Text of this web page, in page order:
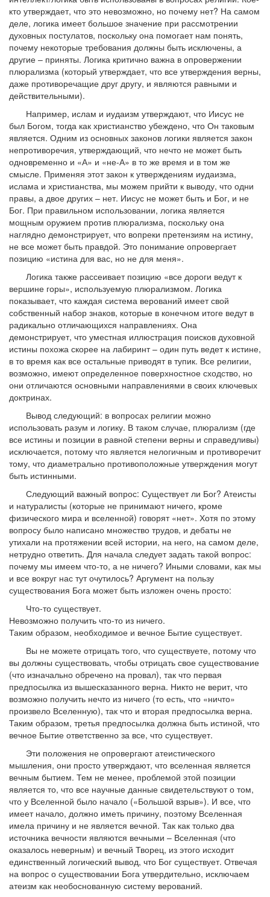
кто утверждает, что это невозможно, но почему нет? На самом
деле, логика имеет большое значение при рассмотрении
духовных постулатов, поскольку она помогает нам понять,
почему некоторые требования должны быть исключены, а
другие – приняты. Логика критично важна в опровержении
плюрализма (который утверждает, что все утверждения верны,
даже противоречащие друг другу, и являются равными и
действительными).
Например, ислам и иудаизм утверждают, что Иисус не
был Богом, тогда как христианство убеждено, что Он таковым
является. Одним из основных законов логики является закон
непротиворечия, утверждающий, что нечто не может быть
одновременно и «А» и «не-А» в то же время и в том же
смысле. Применяя этот закон к утверждениям иудаизма,
ислама и христианства, мы можем прийти к выводу, что одни
правы, а двое других – нет. Иисус не может быть и Бог, и не
Бог. При правильном использовании, логика является
мощным оружием против плюрализма, поскольку она
наглядно демонстрирует, что вопреки претензиям на истину,
не все может быть правдой. Это понимание опровергает
позицию «истина для вас, но не для меня».
Логика также рассеивает позицию «все дороги ведут к
вершине горы», используемую плюрализмом. Логика
показывает, что каждая система верований имеет свой
собственный набор знаков, которые в конечном итоге ведут в
радикально отличающихся направлениях. Она
демонстрирует, что уместная иллюстрация поисков духовной
истины похожа скорее на лабиринт – один путь ведет к истине,
в то время как все остальные приводят в тупик. Все религии,
возможно, имеют определенное поверхностное сходство, но
они отличаются основными направлениями в своих ключевых
доктринах.
Вывод следующий: в вопросах религии можно
использовать разум и логику. В таком случае, плюрализм (где
все истины и позиции в равной степени верны и справедливы)
исключается, потому что является нелогичным и противоречит
тому, что диаметрально противоположные утверждения могут
быть истинными.
Следующий важный вопрос: Существует ли Бог? Атеисты
и натуралисты (которые не принимают ничего, кроме
физического мира и вселенной) говорят «нет». Хотя по этому
вопросу было написано множество трудов, и дебаты не
утихали на протяжении всей истории, на него, на самом деле,
нетрудно ответить. Для начала следует задать такой вопрос:
почему мы имеем что-то, а не ничего? Иными словами, как мы
и все вокруг нас тут очутилось? Аргумент на пользу
существования Бога может быть изложен очень просто:
Что-то существует.
Невозможно получить что-то из ничего.
Таким образом, необходимое и вечное Бытие существует.
Вы не можете отрицать того, что существуете, потому что
вы должны существовать, чтобы отрицать свое существование
(что изначально обречено на провал), так что первая
предпосылка из вышесказанного верна. Никто не верит, что
возможно получить нечто из ничего (то есть, что «ничто»
произвело Вселенную), так что и вторая предпосылка верна.
Таким образом, третья предпосылка должна быть истиной, что
вечное Бытие ответственно за все, что существует.
Эти положения не опровергают атеистического
мышления, они просто утверждают, что вселенная является
вечным бытием. Тем не менее, проблемой этой позиции
является то, что все научные данные свидетельствуют о том,
что у Вселенной было начало («Большой взрыв»). И все, что
имеет начало, должно иметь причину, поэтому Вселенная
имела причину и не является вечной. Так как только два
источника вечности являются вечными – Вселенная (что
оказалось неверным) и вечный Творец, из этого исходит
единственный логический вывод, что Бог существует. Отвечая
на вопрос о существовании Бога утвердительно, исключаем
атеизм как необоснованную систему верований.